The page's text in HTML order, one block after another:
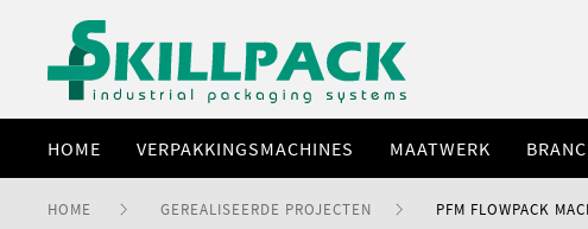
HOME VERPAKKINGSMACHINES MAATWERK
HOME GEREALISEERDE PROJECTEN PFM FLOWPACK